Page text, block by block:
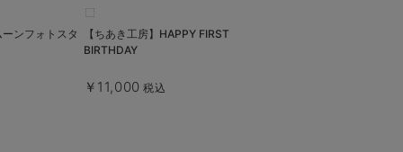
ンフォトスタ
【ちあき工房】HAPPY FIRST
BIRTHDAY
￥11,000 税込